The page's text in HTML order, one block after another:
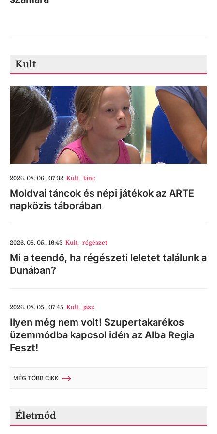
Kult
2026. 08. 06., 07:32 Kult, tánc
Moldvai táncok és népi játékok az ARTE
napközis táborában
2026. 08. 05., 16:43 Kult, régészet
Mi a teendő, ha régészeti leletet találunk a
Dunában?
2026. 08. 05., 07:45 Kult, jazz
Ilyen még nem volt! Szupertakarékos
üzemmódba kapcsol idén az Alba Regia
Feszt!
MÉG TÖBB CIKK
Életmód